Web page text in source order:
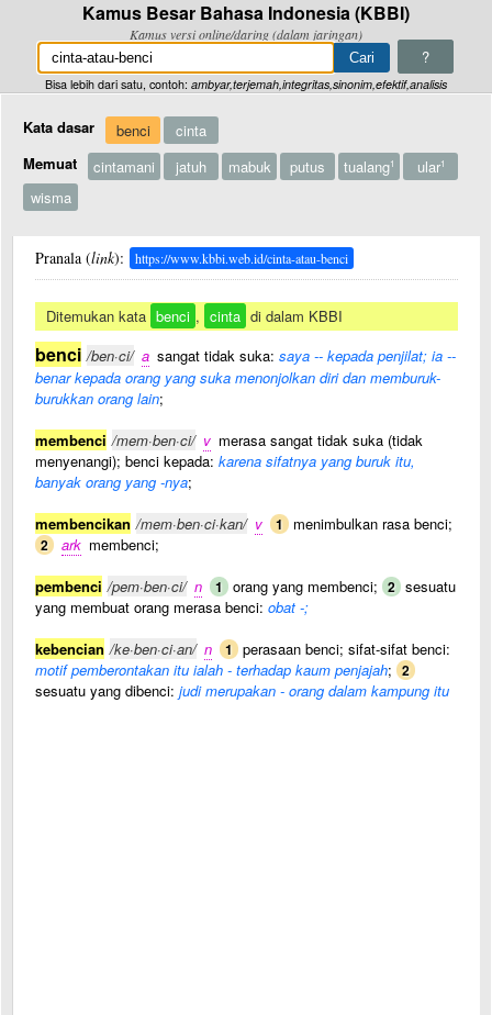
Kamus Besar Bahasa Indonesia (KBBI)
Kamus versi online/daring (dalam jaringan)
?
Bisa lebih dari satu, contoh: ambyar,terjemah,integritas,sinonim,efektif,analisis
Kata dasar benci
cinta
Memuat
cintamani jatuh mabuk putus tualang1 ular1
wisma
Pranala (link): https://www.kbbi.web.id/cinta-atau-benci
Ditemukan kata benci , cinta di dalam KBBI
benci /ben·ci/ a sangat tidak suka: saya -- kepada penjilat; ia --
benar kepada orang yang suka menonjolkan diri dan memburuk-
burukkan orang lain;
membenci /mem·ben·ci/ v merasa sangat tidak suka (tidak
menyenangi); benci kepada: karena sifatnya yang buruk itu,
banyak orang yang -nya;
membencikan /mem·ben·ci·kan/ v 1 menimbulkan rasa benci;
2 ark membenci;
pembenci /pem·ben·ci/ n 1 orang yang membenci; 2 sesuatu
yang membuat orang merasa benci: obat -;
kebencian /ke·ben·ci·an/ n 1 perasaan benci; sifat-sifat benci:
motif pemberontakan itu ialah - terhadap kaum penjajah; 2
sesuatu yang dibenci: judi merupakan - orang dalam kampung itu